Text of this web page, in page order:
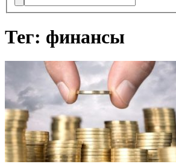
Тег: финансы